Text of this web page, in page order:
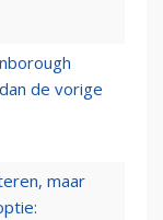
de vorige
maar